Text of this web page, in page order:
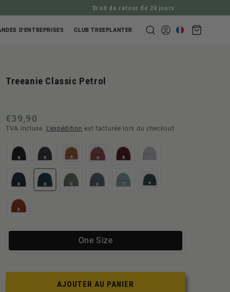
Droit de retour de 20 jours
D'ENTREPRISES CLUB TREEPLANTER
Se
d'achat
Treeanie Classic Petrol
Prix
normal
€39,90
TVA incluse. L'expédition est facturée lors du checkout
One Size
AJOUTER AU PANIER